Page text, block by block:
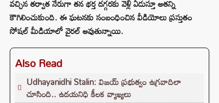
వచ్చిన తర్వాత నేరుగా తన భర్త దగ్గరకు వెళ్లి ఏడుస్తూ అతన్ని
కౌగిలించుకుంది. ఈ ఘటనకు సంబంధించిన వీడియోలు ప్రస్తుతం
సోషల్ మీడియాలో వైరల్ అవుతున్నాయి.
Also Read
Udhayanidhi Stalin: విజయ్ ప్రభుత్వం ఉగ్రవాదిలా
చూసింది.. ఉదయనిధి కీలక వ్యాఖ్యలు